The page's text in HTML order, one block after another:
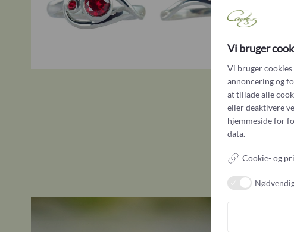
Vi bruger
Vi bruger
annoncering og
at tillade alle
eller deaktivere
hjemmeside for
data.
Cookie- og